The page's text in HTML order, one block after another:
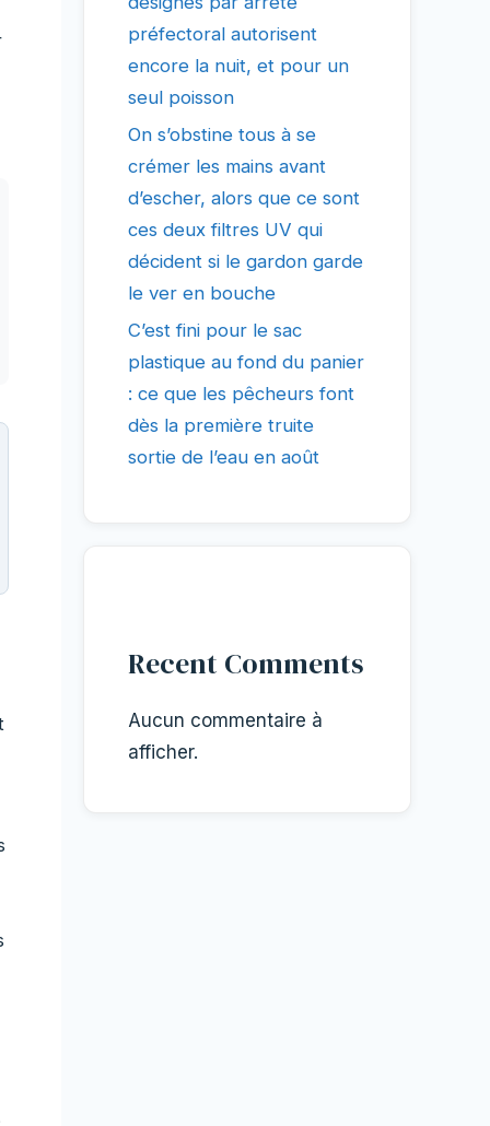
préfectoral autorisent
encore la nuit, et pour un
seul poisson
On s’obstine tous à se
crémer les mains avant
d’escher, alors que ce sont
ces deux filtres UV qui
décident si le gardon garde
le ver en bouche
C’est fini pour le sac
plastique au fond du panier
: ce que les pêcheurs font
dès la première truite
sortie de l’eau en août
Recent Comments
Aucun commentaire à
afficher.